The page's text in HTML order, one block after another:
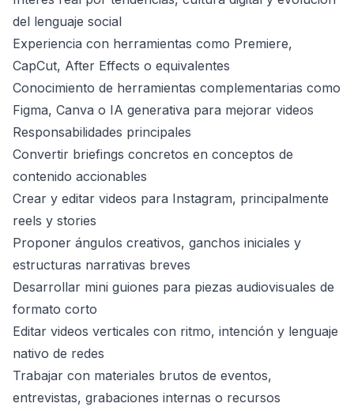
del lenguaje social
Experiencia con herramientas como Premiere,
CapCut, After Effects o equivalentes
Conocimiento de herramientas complementarias como
Figma, Canva o IA generativa para mejorar videos
Responsabilidades principales
Convertir briefings concretos en conceptos de
contenido accionables
Crear y editar videos para Instagram, principalmente
reels y stories
Proponer ángulos creativos, ganchos iniciales y
estructuras narrativas breves
Desarrollar mini guiones para piezas audiovisuales de
formato corto
Editar videos verticales con ritmo, intención y lenguaje
nativo de redes
Trabajar con materiales brutos de eventos,
entrevistas, grabaciones internas o recursos